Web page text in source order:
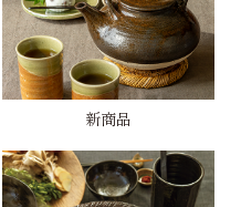
新商品